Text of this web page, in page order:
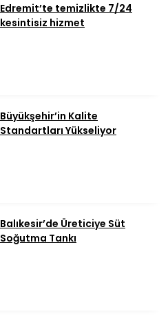
Edremit’te temizlikte 7/24
kesintisiz hizmet
Büyükşehir’in Kalite
Standartları Yükseliyor
Balıkesir’de Üreticiye Süt
Soğutma Tankı